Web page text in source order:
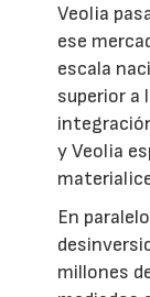
Veolia
ese
escala
superior a
y Veolia
En
millones